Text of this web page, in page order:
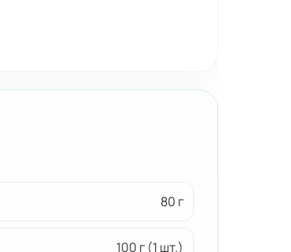
80 г
100 г (1 шт.)